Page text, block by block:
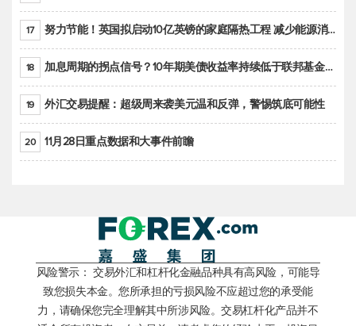
17 努力节能！英国拟启动10亿英镑的家庭隔热工程 减少能源消耗
18 加息周期的拐点信号？10年期美债收益率持续低于联邦基金利率目标区间
19 外汇交易提醒：超级周来袭美元温和反弹，警惕筑底可能性
20 11月28日重点数据和大事件前瞻
风险警示： 交易外汇和杠杆化金融品种具有高风险，可能导
致您损失本金。您所承担的亏损风险不应超过您的承受能
力，请确保您完全理解其中所涉风险。交易杠杆化产品并不